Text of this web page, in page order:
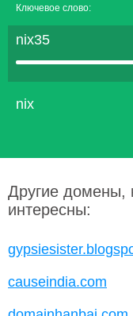
Ключевое слово:
nix35
nix
Другие домены,
интересны:
causeindia.com